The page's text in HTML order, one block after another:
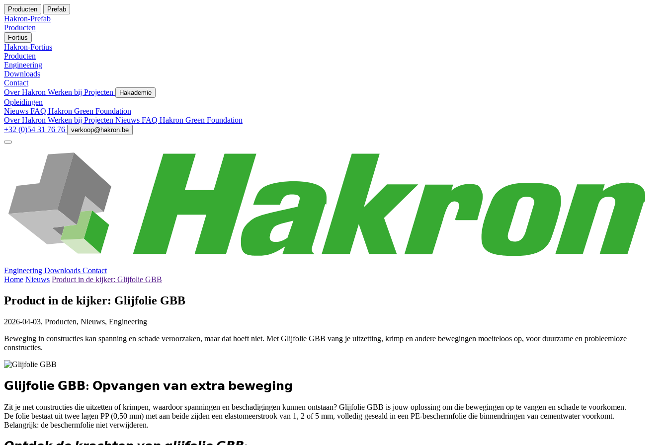
Producten Prefab
Hakron-Prefab
Producten
Fortius
Hakron-Fortius
Producten
Engineering
Downloads
Contact
Over Hakron Werken bij Projecten Hakademie
Opleidingen
Nieuws FAQ Hakron Green Foundation
Over Hakron Werken bij Projecten Nieuws FAQ Hakron Green Foundation
+32 (0)54 31 76 76
verkoop@hakron.be
Engineering Downloads Contact
Home Nieuws Product in de kijker: Glijfolie GBB
Product in de kijker: Glijfolie GBB
2026-04-03, Producten, Nieuws, Engineering
Beweging in constructies kan spanning en schade veroorzaken, maar dat hoeft niet. Met Glijfolie GBB vang je uitzetting, krimp en andere bewegingen moeiteloos op, voor duurzame en probleemloze
constructies.
𝗚𝗹𝗶𝗷𝗳𝗼𝗹𝗶𝗲 𝗚𝗕𝗕: 𝗢𝗽𝘃𝗮𝗻𝗴𝗲𝗻 𝘃𝗮𝗻 𝗲𝘅𝘁𝗿𝗮 𝗯𝗲𝘄𝗲𝗴𝗶𝗻𝗴
Zit je met constructies die uitzetten of krimpen, waardoor spanningen en beschadigingen kunnen ontstaan? Glijfolie GBB is jouw oplossing om die bewegingen op te vangen en schade te voorkomen.
De folie bestaat uit twee lagen PP (0,50 mm) met aan beide zijden een elastomeerstrook van 1, 2 of 5 mm, volledig geseald in een PE-beschermfolie die binnendringen van cementwater voorkomt.
Belangrijk: de beschermfolie niet verwijderen.